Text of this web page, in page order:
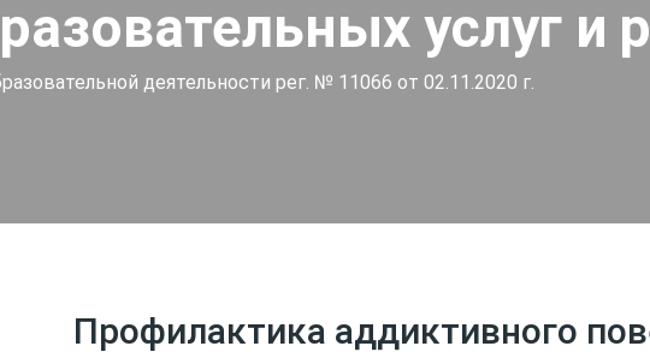
услуг и
деятельности рег. № 11066 от 02.11.2020 г.
Профилактика аддиктивного